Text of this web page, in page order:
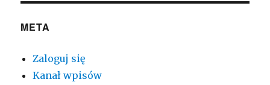
META
Zaloguj się
Kanał wpisów